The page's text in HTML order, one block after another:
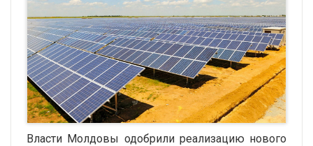
Власти Молдовы одобрили реализацию нового